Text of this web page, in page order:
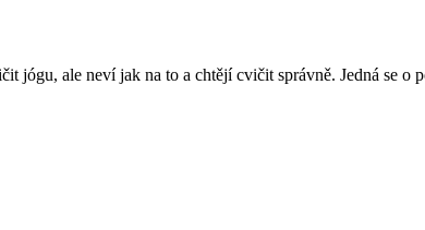
jógu, ale neví jak na to a chtějí cvičit správně. Jedná se